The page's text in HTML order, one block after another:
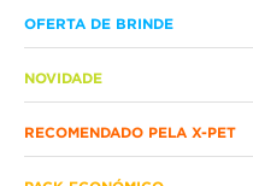
Chinchila
Furão
Degu
OFERTA DE BRINDE
NOVIDADE
RECOMENDADO PELA X-PET